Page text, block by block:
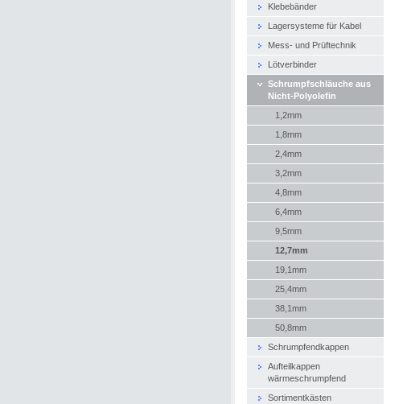
Klebebänder
Lagersysteme für Kabel
Mess- und Prüftechnik
Lötverbinder
Schrumpfschläuche aus
Nicht-Polyolefin
1,2mm
1,8mm
2,4mm
3,2mm
4,8mm
6,4mm
9,5mm
12,7mm
19,1mm
25,4mm
38,1mm
50,8mm
Schrumpfendkappen
Aufteilkappen
wärmeschrumpfend
Sortimentkästen